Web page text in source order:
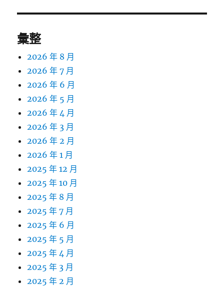
彙整
2026 年 8 月
2026 年 7 月
2026 年 6 月
2026 年 5 月
2026 年 4 月
2026 年 3 月
2026 年 2 月
2026 年 1 月
2025 年 12 月
2025 年 10 月
2025 年 8 月
2025 年 7 月
2025 年 6 月
2025 年 5 月
2025 年 4 月
2025 年 3 月
2025 年 2 月